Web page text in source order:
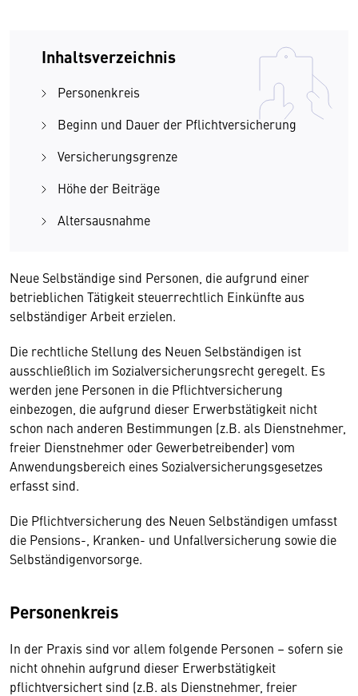
Inhaltsverzeichnis
Personenkreis
Beginn und Dauer der Pflichtversicherung
Versicherungsgrenze
Höhe der Beiträge
Altersausnahme
Neue Selbständige sind Personen, die aufgrund einer
betrieblichen Tätigkeit steuerrechtlich Einkünfte aus
selbständiger Arbeit erzielen.
Die rechtliche Stellung des Neuen Selbständigen ist
ausschließlich im Sozialversicherungsrecht geregelt. Es
werden jene Personen in die Pflichtversicherung
einbezogen, die aufgrund dieser Erwerbstätigkeit nicht
schon nach anderen Bestimmungen (z.B. als Dienstnehmer,
freier Dienstnehmer oder Gewerbetreibender) vom
Anwendungsbereich eines Sozialversicherungsgesetzes
erfasst sind.
Die Pflichtversicherung des Neuen Selbständigen umfasst
die Pensions-, Kranken- und Unfallversicherung sowie die
Selbständigenvorsorge.
Personenkreis
In der Praxis sind vor allem folgende Personen – sofern sie
nicht ohnehin aufgrund dieser Erwerbstätigkeit
pflichtversichert sind (z.B. als Dienstnehmer, freier